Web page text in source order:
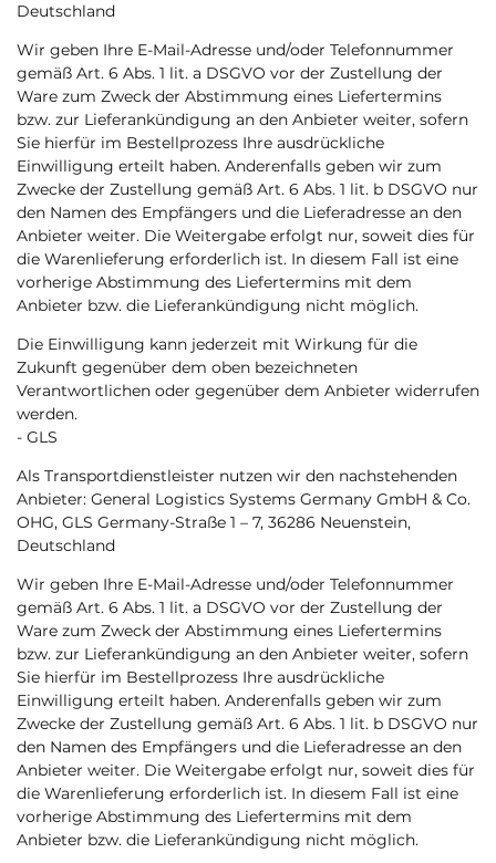
Deutschland
Wir geben Ihre E-Mail-Adresse und/oder Telefonnummer
gemäß Art. 6 Abs. 1 lit. a DSGVO vor der Zustellung der
Ware zum Zweck der Abstimmung eines Liefertermins
bzw. zur Lieferankündigung an den Anbieter weiter, sofern
Sie hierfür im Bestellprozess Ihre ausdrückliche
Einwilligung erteilt haben. Anderenfalls geben wir zum
Zwecke der Zustellung gemäß Art. 6 Abs. 1 lit. b DSGVO nur
den Namen des Empfängers und die Lieferadresse an den
Anbieter weiter. Die Weitergabe erfolgt nur, soweit dies für
die Warenlieferung erforderlich ist. In diesem Fall ist eine
vorherige Abstimmung des Liefertermins mit dem
Anbieter bzw. die Lieferankündigung nicht möglich.
Die Einwilligung kann jederzeit mit Wirkung für die
Zukunft gegenüber dem oben bezeichneten
Verantwortlichen oder gegenüber dem Anbieter widerrufen
werden.
- GLS
Als Transportdienstleister nutzen wir den nachstehenden
Anbieter: General Logistics Systems Germany GmbH & Co.
OHG, GLS Germany-Straße 1 – 7, 36286 Neuenstein,
Deutschland
Wir geben Ihre E-Mail-Adresse und/oder Telefonnummer
gemäß Art. 6 Abs. 1 lit. a DSGVO vor der Zustellung der
Ware zum Zweck der Abstimmung eines Liefertermins
bzw. zur Lieferankündigung an den Anbieter weiter, sofern
Sie hierfür im Bestellprozess Ihre ausdrückliche
Einwilligung erteilt haben. Anderenfalls geben wir zum
Zwecke der Zustellung gemäß Art. 6 Abs. 1 lit. b DSGVO nur
den Namen des Empfängers und die Lieferadresse an den
Anbieter weiter. Die Weitergabe erfolgt nur, soweit dies für
die Warenlieferung erforderlich ist. In diesem Fall ist eine
vorherige Abstimmung des Liefertermins mit dem
Anbieter bzw. die Lieferankündigung nicht möglich.